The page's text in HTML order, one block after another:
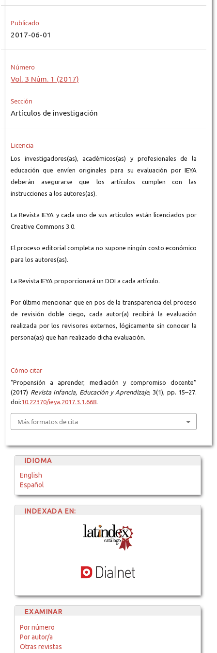
Publicado
2017-06-01
Número
Vol. 3 Núm. 1 (2017)
Sección
Artículos de investigación
Licencia
Los investigadores(as), académicos(as) y profesionales de la
educación que envíen originales para su evaluación por IEYA
deberán asegurarse que los artículos cumplen con las
instrucciones a los autores(as).
La Revista IEYA y cada uno de sus artículos están licenciados por
Creative Commons 3.0.
El proceso editorial completa no supone ningún costo económico
para los autores(as).
La Revista IEYA proporcionará un DOI a cada artículo.
Por último mencionar que en pos de la transparencia del proceso
de revisión doble ciego, cada autor(a) recibirá la evaluación
realizada por los revisores externos, lógicamente sin conocer la
persona(as) que han realizado dicha evaluación.
Cómo citar
“Propensión a aprender, mediación y compromiso docente”
(2017) Revista Infancia, Educación y Aprendizaje, 3(1), pp. 15–27.
doi:10.22370/ieya.2017.3.1.668.
Más formatos de cita
IDIOMA
English
Español
INDEXADA EN:
EXAMINAR
Por número
Por autor/a
Otras revistas